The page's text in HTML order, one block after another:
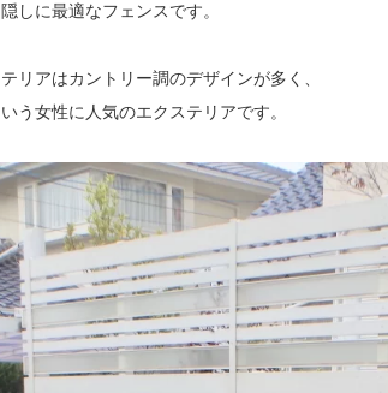
しに最適なフェンスです。
リアはカントリー調のデザインが多く、
う女性に人気のエクステリアです。